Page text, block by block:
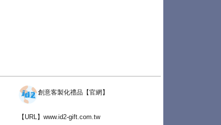
創意客製化禮品【官網】
【URL】 www.id2-gift.com.tw